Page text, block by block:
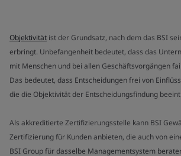
Objektivität ist der Grundsatz, nach dem das BSI
erbringt. Unbefangenheit bedeutet, dass das
mit Menschen und bei allen Geschäftsvorgängen
Das bedeutet, dass Entscheidungen frei von
die die Objektivität der Entscheidungsfindung
Als akkreditierte Zertifizierungsstelle kann BSI
Zertifizierung für Kunden anbieten, die auch von
BSI Group für dasselbe Managementsystem